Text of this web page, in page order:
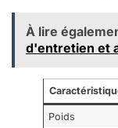
À lire
d'entretien et
Poids